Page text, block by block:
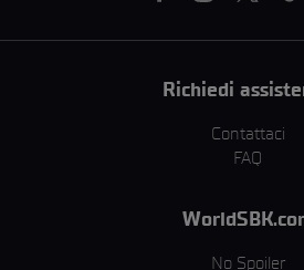
Richiedi
Contattaci
FAQ
No Spoiler